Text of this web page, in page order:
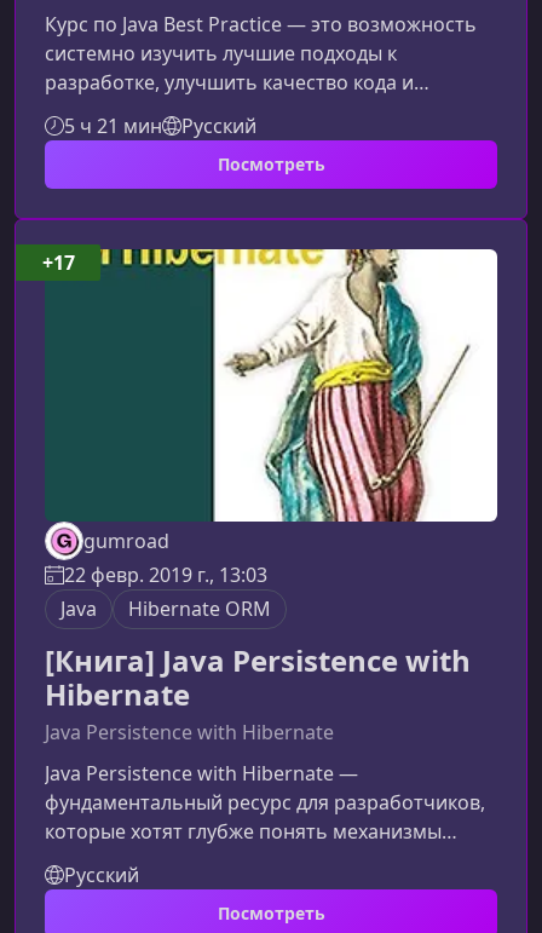
Курс по Java Best Practice — это возможность
системно изучить лучшие подходы к
разработке, улучшить качество кода и
овладеть практиками, которые применяются в
профессиональных командах. Материал
подходит новичкам и опытным
владения Java и научиться создавать
поддерживаемые, эффективные и
масштабируемые приложения.Что
представляет собой курсОбучение охватывает
ключевые аспекты Java-разработки: от базовых
5 ч 21 мин Русский
Посмотреть
gumroad
22 февр. 2019 г., 13:03
Java
Hibernate ORM
[Книга] Java Persistence with
Hibernate
Java Persistence with Hibernate
Java Persistence with Hibernate —
фундаментальный ресурс для разработчиков,
которые хотят глубже понять механизмы
сохранения данных в современных
Java‑приложениях. Эта книга поможет вам
овладеть Hibernate и научиться эффективно
Русский
Посмотреть
+17